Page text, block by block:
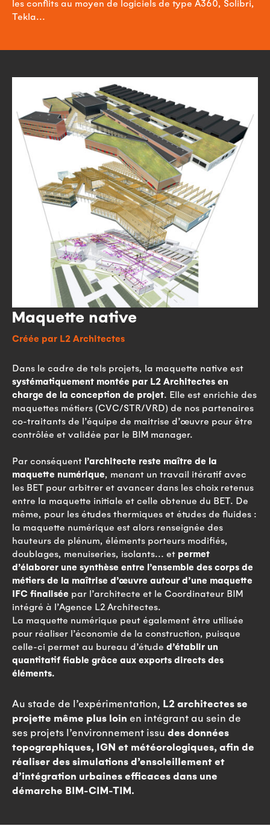
les conflits au moyen de logiciels de type A360, Solibri,
Tekla…
Maquette native
Créée par L2 Architectes
Dans le cadre de tels projets, la maquette native est
systématiquement montée par L2 Architectes en
charge de la conception de projet . Elle est enrichie des
maquettes métiers (CVC/STR/VRD) de nos partenaires
co-traitants de l’équipe de maitrise d’œuvre pour être
contrôlée et validée par le BIM manager.
Par conséquent l’architecte reste maître de la
maquette numérique , menant un travail itératif avec
les BET pour arbitrer et avancer dans les choix retenus
entre la maquette initiale et celle obtenue du BET. De
même, pour les études thermiques et études de fluides :
la maquette numérique est alors renseignée des
hauteurs de plénum, éléments porteurs modifiés,
doublages, menuiseries, isolants… et permet
d’élaborer une synthèse entre l’ensemble des corps de
métiers de la maîtrise d’œuvre autour d’une maquette
IFC finalisée par l’architecte et le Coordinateur BIM
intégré à l’Agence L2 Architectes.
La maquette numérique peut également être utilisée
pour réaliser l’économie de la construction, puisque
celle-ci permet au bureau d’étude d’établir un
quantitatif fiable grâce aux exports directs des
éléments.
Au stade de l’expérimentation, L2 architectes se
projette même plus loin en intégrant au sein de
ses projets l’environnement issu des données
topographiques, IGN et météorologiques, afin de
réaliser des simulations d’ensoleillement et
d’intégration urbaines efficaces dans une
démarche BIM-CIM-TIM.